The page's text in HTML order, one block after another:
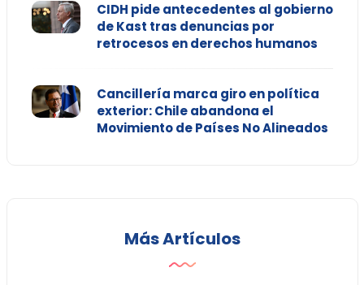
CIDH pide antecedentes al gobierno
de Kast tras denuncias por
retrocesos en derechos humanos
Cancillería marca giro en política
exterior: Chile abandona el
Movimiento de Países No Alineados
Más Artículos